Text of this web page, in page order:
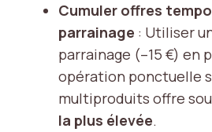
Cumuler offres
parrainage : Utiliser
parrainage (–15 €) en
opération ponctuelle
multiproduits offre
la plus élevée.